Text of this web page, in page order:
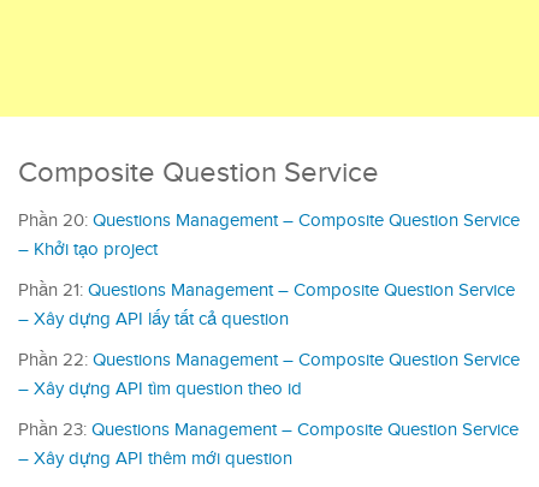
Composite Question Service
Phần 20: Questions Management – Composite Question Service
– Khởi tạo project
Phần 21: Questions Management – Composite Question Service
– Xây dựng API lấy tất cả question
Phần 22: Questions Management – Composite Question Service
– Xây dựng API tìm question theo id
Phần 23: Questions Management – Composite Question Service
– Xây dựng API thêm mới question